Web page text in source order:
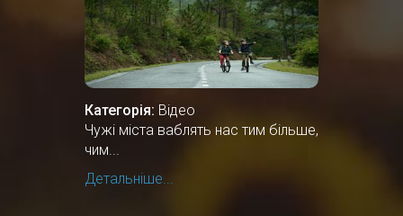
Категорія: Відео
Чужі міста ваблять нас тим більше,
чим...
Детальніше...